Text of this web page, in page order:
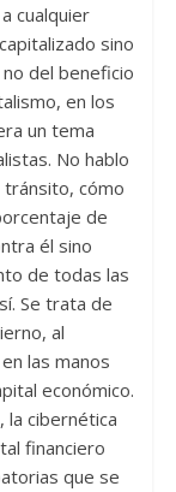
cualquier
sino
del beneficio
en los
un tema
No hablo
tránsito, cómo
de
él sino
de todas las
Se trata de
al
las manos
económico.
la cibernética
financiero
que se